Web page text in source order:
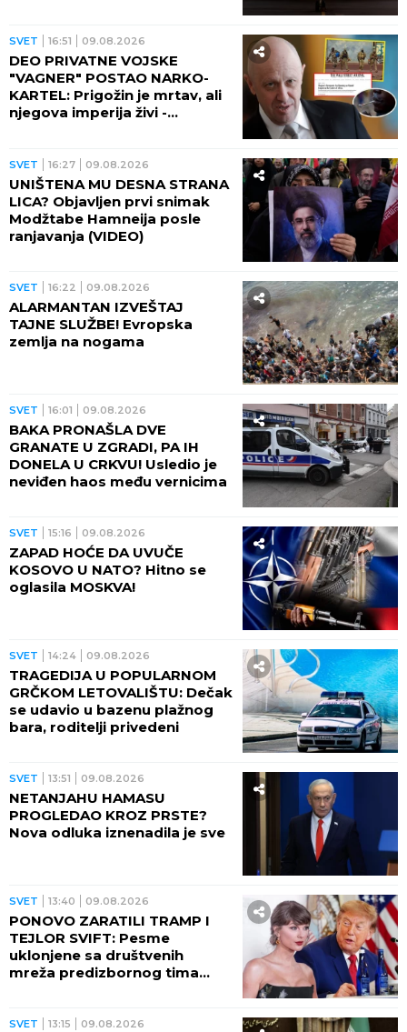
SVET 16:51 09.08.2026
DEO PRIVATNE VOJSKE
"VAGNER" POSTAO NARKO-
KARTEL: Prigožin je mrtav, ali
njegova imperija živi -
SVET 16:27 09.08.2026
UNIŠTENA MU DESNA STRANA
LICA? Objavljen prvi snimak
Modžtabe Hamneija posle
ranjavanja (VIDEO)
SVET 16:22 09.08.2026
ALARMANTAN IZVEŠTAJ
TAJNE SLUŽBE! Evropska
zemlja na nogama
SVET 16:01 09.08.2026
BAKA PRONAŠLA DVE
GRANATE U ZGRADI, PA IH
DONELA U CRKVU! Usledio je
neviđen haos među vernicima
SVET 15:16 09.08.2026
ZAPAD HOĆE DA UVUČE
KOSOVO U NATO? Hitno se
oglasila MOSKVA!
SVET 14:24 09.08.2026
TRAGEDIJA U POPULARNOM
GRČKOM LETOVALIŠTU: Dečak
se udavio u bazenu plažnog
bara, roditelji privedeni
SVET 13:51 09.08.2026
NETANJAHU HAMASU
PROGLEDAO KROZ PRSTE?
Nova odluka iznenadila je sve
SVET 13:40 09.08.2026
PONOVO ZARATILI TRAMP I
TEJLOR SVIFT: Pesme
uklonjene sa društvenih
mreža predizbornog tima
SVET 13:15 09.08.2026